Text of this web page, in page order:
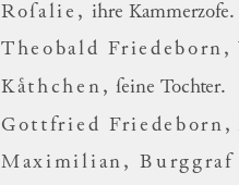
Roſalie, ihre Kammerzofe.
Theobald Friedeborn,
Kaͤthchen, ſeine Tochter.
Gottfried Friedeborn,
Maximilian, Burggraf